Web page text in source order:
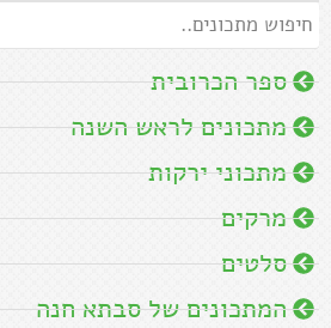
ספר הכרובית
מתכונים לראש השנה
מתכוני ירקות
מרקים
סלטים
המתכונים של סבתא חנה